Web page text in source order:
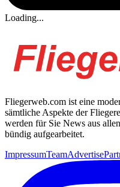
Loading...
Fliegerweb.com ist eine
sämtliche Aspekte der
werden für Sie News aus
bündig aufgearbeitet.
ImpressumTeamAdvertise